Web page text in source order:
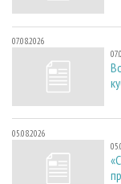
07.08.2026
05.08.2026